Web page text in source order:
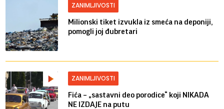
ZANIMLJIVOSTI
Milionski tiket izvukla iz smeća na deponiji,
pomogli joj đubretari
ZANIMLJIVOSTI
Fića – „sastavni deo porodice“ koji NIKADA
NE IZDAJE na putu